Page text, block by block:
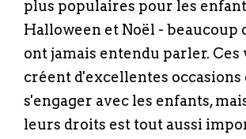
plus populaires pour les
Halloween et Noël - beaucoup
ont jamais entendu parler. Ces
créent d'excellentes occasions
s'engager avec les enfants,
leurs droits est tout aussi